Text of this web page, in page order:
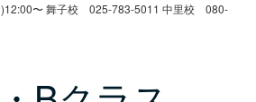
〜舞子校 025-783-5011 中里校 080-